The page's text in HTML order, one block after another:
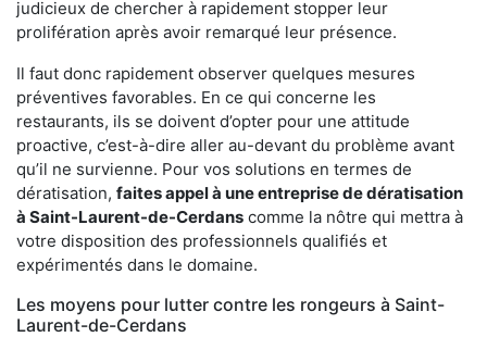
judicieux de chercher à rapidement stopper leur
prolifération après avoir remarqué leur présence.
Il faut donc rapidement observer quelques mesures
préventives favorables. En ce qui concerne les
restaurants, ils se doivent d’opter pour une attitude
proactive, c’est-à-dire aller au-devant du problème avant
qu’il ne survienne. Pour vos solutions en termes de
dératisation, faites appel à une entreprise de dératisation
à Saint-Laurent-de-Cerdans comme la nôtre qui mettra à
votre disposition des professionnels qualifiés et
expérimentés dans le domaine.
Les moyens pour lutter contre les rongeurs à Saint-
Laurent-de-Cerdans